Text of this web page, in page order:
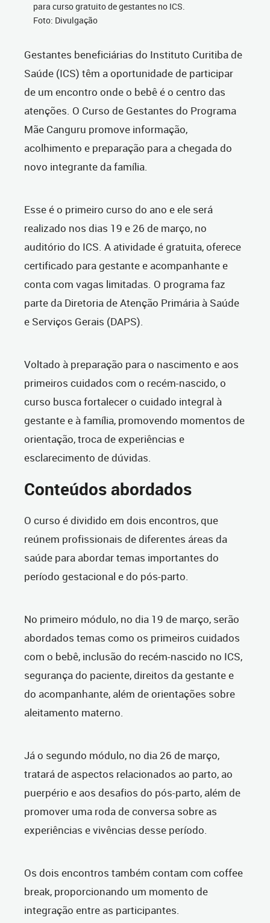
para curso gratuito de gestantes no ICS.
Foto: Divulgação
Gestantes beneficiárias do Instituto Curitiba de
Saúde (ICS) têm a oportunidade de participar
de um encontro onde o bebê é o centro das
atenções. O Curso de Gestantes do Programa
Mãe Canguru promove informação,
acolhimento e preparação para a chegada do
novo integrante da família.
Esse é o primeiro curso do ano e ele será
realizado nos dias 19 e 26 de março, no
auditório do ICS. A atividade é gratuita, oferece
certificado para gestante e acompanhante e
conta com vagas limitadas. O programa faz
parte da Diretoria de Atenção Primária à Saúde
e Serviços Gerais (DAPS).
Voltado à preparação para o nascimento e aos
primeiros cuidados com o recém-nascido, o
curso busca fortalecer o cuidado integral à
gestante e à família, promovendo momentos de
orientação, troca de experiências e
esclarecimento de dúvidas.
Conteúdos abordados
O curso é dividido em dois encontros, que
reúnem profissionais de diferentes áreas da
saúde para abordar temas importantes do
período gestacional e do pós-parto.
No primeiro módulo, no dia 19 de março, serão
abordados temas como os primeiros cuidados
com o bebê, inclusão do recém-nascido no ICS,
segurança do paciente, direitos da gestante e
do acompanhante, além de orientações sobre
aleitamento materno.
Já o segundo módulo, no dia 26 de março,
tratará de aspectos relacionados ao parto, ao
puerpério e aos desafios do pós-parto, além de
promover uma roda de conversa sobre as
experiências e vivências desse período.
Os dois encontros também contam com coffee
break, proporcionando um momento de
integração entre as participantes.